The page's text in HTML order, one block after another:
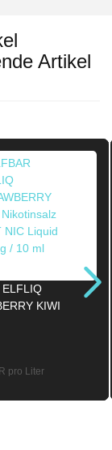
Artikel
ELFLIQ
KIWI
pro Liter